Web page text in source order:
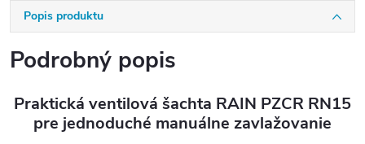
Popis produktu
Podrobný popis
Praktická ventilová šachta RAIN PZCR RN15
pre jednoduché manuálne zavlažovanie